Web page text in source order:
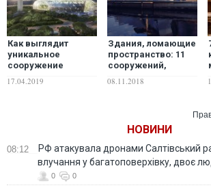
Как выглядит
уникальное
сооружение
"Jewel" в лучшем
аэропорту мира
17.04.2019
Здания, ломающие
пространство: 11
сооружений,
которые стали
произведением
08.11.2018
НОВИНИ
08:12
РФ атакувала дронами Салтівський
влучання у багатоповерхівку, двоє
0 0